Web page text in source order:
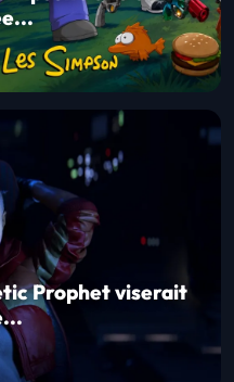
Prophet viserait